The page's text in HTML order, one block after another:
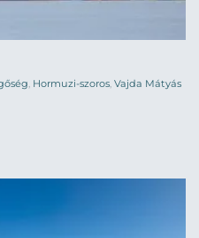
, Hormuzi-szoros, Vajda Mátyás